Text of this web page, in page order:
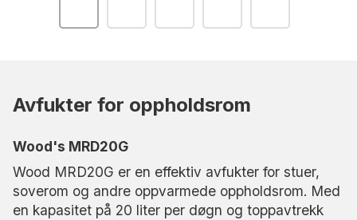
Avfukter for oppholdsrom
Wood's MRD20G
Wood MRD20G er en effektiv avfukter for stuer,
soverom og andre oppvarmede oppholdsrom. Med
en kapasitet på 20 liter per døgn og toppavtrekk